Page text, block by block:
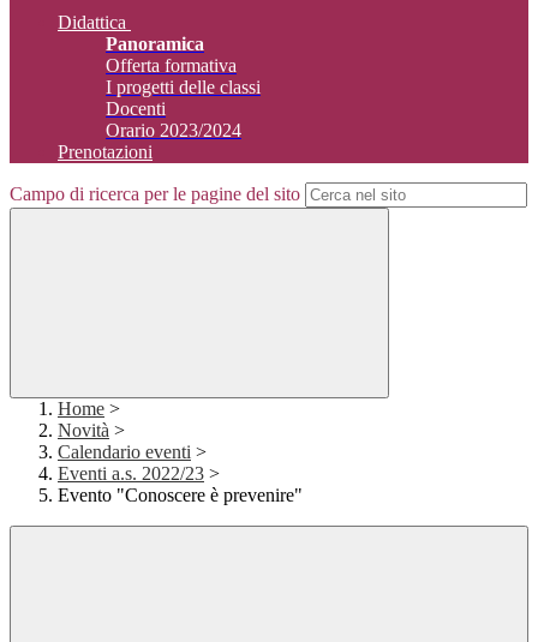
Didattica
Panoramica
Offerta formativa
I progetti delle classi
Docenti
Orario 2023/2024
Prenotazioni
Campo di ricerca per le pagine del sito
Home >
Novità >
Calendario eventi >
Eventi a.s. 2022/23 >
Evento "Conoscere è prevenire"